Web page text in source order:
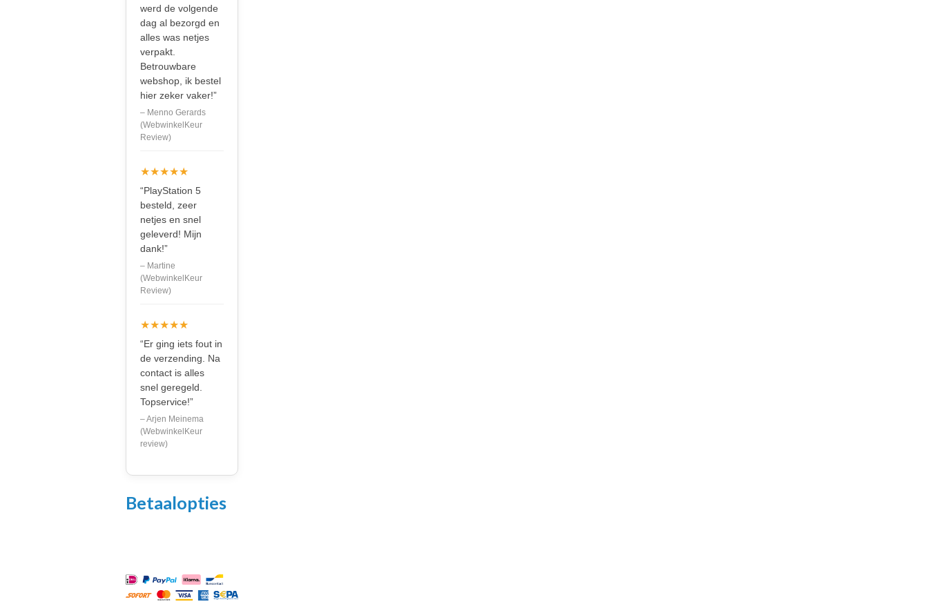
werd de volgende
dag al bezorgd en
alles was netjes
verpakt.
Betrouwbare
webshop, ik bestel
hier zeker vaker!”
– Menno Gerards
(WebwinkelKeur
Review)
★★★★★
“PlayStation 5
besteld, zeer
netjes en snel
geleverd! Mijn
dank!”
– Martine
(WebwinkelKeur
Review)
★★★★★
“Er ging iets fout in
de verzending. Na
contact is alles
snel geregeld.
Topservice!”
– Arjen Meinema
(WebwinkelKeur
review)
Betaalopties